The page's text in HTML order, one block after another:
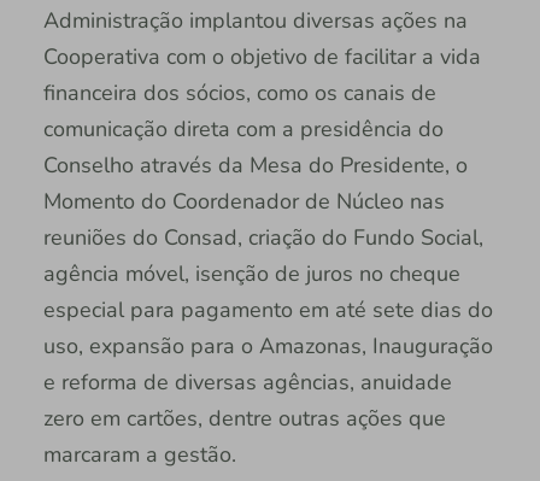
Administração implantou diversas ações na
Cooperativa com o objetivo de facilitar a vida
financeira dos sócios, como os canais de
comunicação direta com a presidência do
Conselho através da Mesa do Presidente, o
Momento do Coordenador de Núcleo nas
reuniões do Consad, criação do Fundo Social,
agência móvel, isenção de juros no cheque
especial para pagamento em até sete dias do
uso, expansão para o Amazonas, Inauguração
e reforma de diversas agências, anuidade
zero em cartões, dentre outras ações que
marcaram a gestão.